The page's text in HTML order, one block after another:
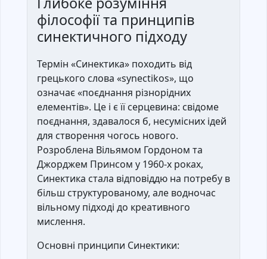
філософії та принципів
синектичного підходу
Термін «Синектика» походить від
грецького слова «synectikos», що
означає «поєднання різнорідних
елементів». Це і є її серцевина: свідоме
поєднання, здавалося б, несумісних ідей
для створення чогось нового.
Розроблена Вільямом Гордоном та
Джорджем Принсом у 1960-х роках,
Синектика стала відповіддю на потребу в
більш структурованому, але водночас
вільному підході до креативного
мислення.
Основні принципи Синектики: